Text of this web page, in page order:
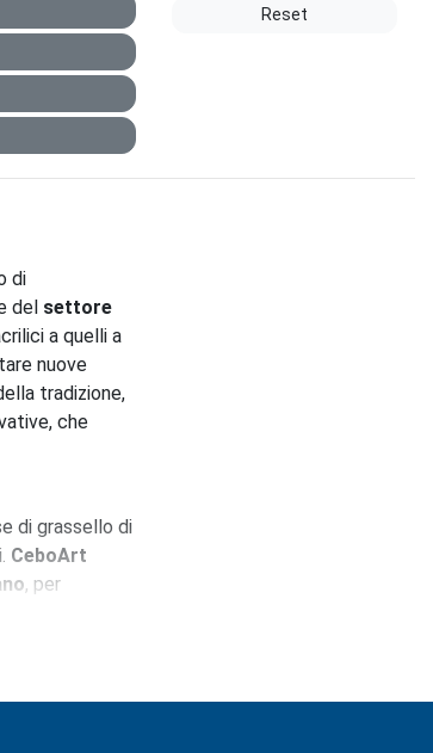
Reset
di
del settore
a quelli a
nuove
tradizione,
che
di grassello di
CeboArt
, per
che